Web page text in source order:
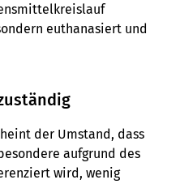
euthanasiert und
der Umstand, dass
aufgrund des
wird, wenig